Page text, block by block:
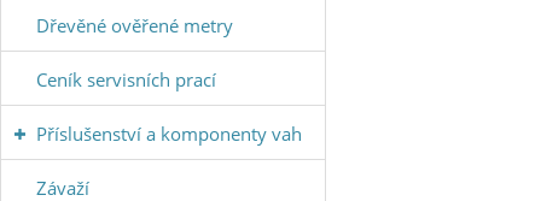
Dřevěné ověřené metry
Ceník servisních prací
Příslušenství a komponenty vah
Závaží